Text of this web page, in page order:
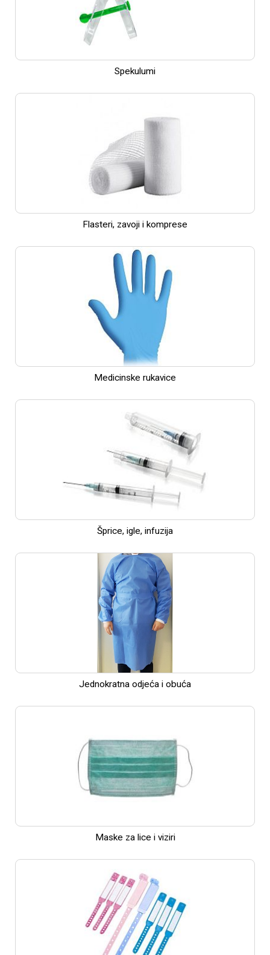
Spekulumi
Flasteri, zavoji i komprese
Medicinske rukavice
Šprice, igle, infuzija
Jednokratna odjeća i obuća
Maske za lice i viziri